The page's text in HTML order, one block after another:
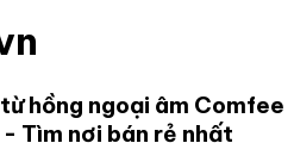
hồng ngoại âm Comfee
- Tìm nơi bán rẻ nhất